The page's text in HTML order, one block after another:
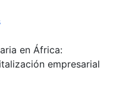
en África:
empresarial